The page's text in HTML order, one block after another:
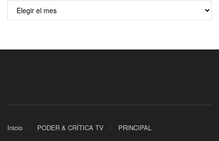
Archivos
Inicio PODER & CRÍTICA TV PRINCIPAL